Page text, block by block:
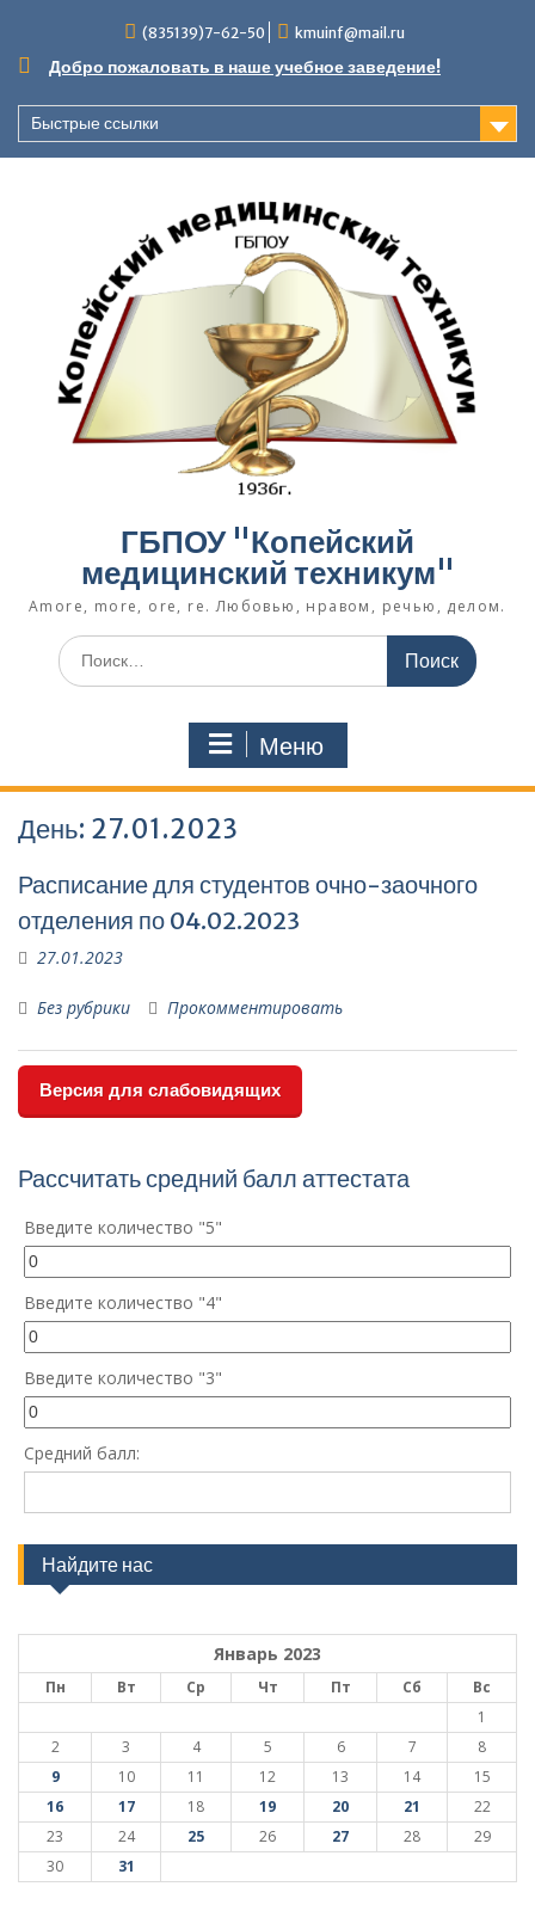
содержимому
(835139)7-62-50 kmuinf@mail.ru
Добро пожаловать в наше учебное заведение!
Быстрые ссылки
ГБПОУ "Копейский
медицинский техникум"
Amore, more, ore, re. Любовью, нравом, речью, делом.
Поиск
по:
Меню
День: 27.01.2023
Расписание для студентов очно-заочного
отделения по 04.02.2023
27.01.2023
Без рубрики Прокомментировать
Версия для слабовидящих
Рассчитать средний балл аттестата
Введите количество "5"
Введите количество "4"
Введите количество "3"
Средний балл:
Найдите нас
Январь 2023
Пн Вт Ср Чт Пт Сб
Вс
1
2
3 4 5 6 7
8
9
10 11 12 13 14
15
16
17 18 19 20 21
22
23
24 25 26 27 28
29
30
31